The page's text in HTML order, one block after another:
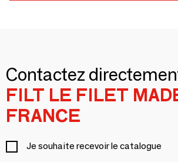
Contactez
FILT LE FILET
FRANCE
Je souhaite recevoir le catalogue